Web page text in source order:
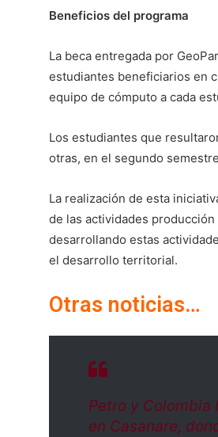
Beneficios del programa
La beca entregada por
estudiantes beneficiarios en
equipo de cómputo a cada
Los estudiantes que
otras, en el segundo
La realización de esta
de las actividades
desarrollando estas
el desarrollo territorial.
Otras noticias…
Petro y
en Casanare,